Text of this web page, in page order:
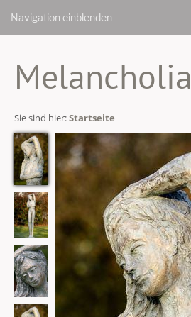
Navigation einblenden
Melancholia
Sie sind hier:Startseite